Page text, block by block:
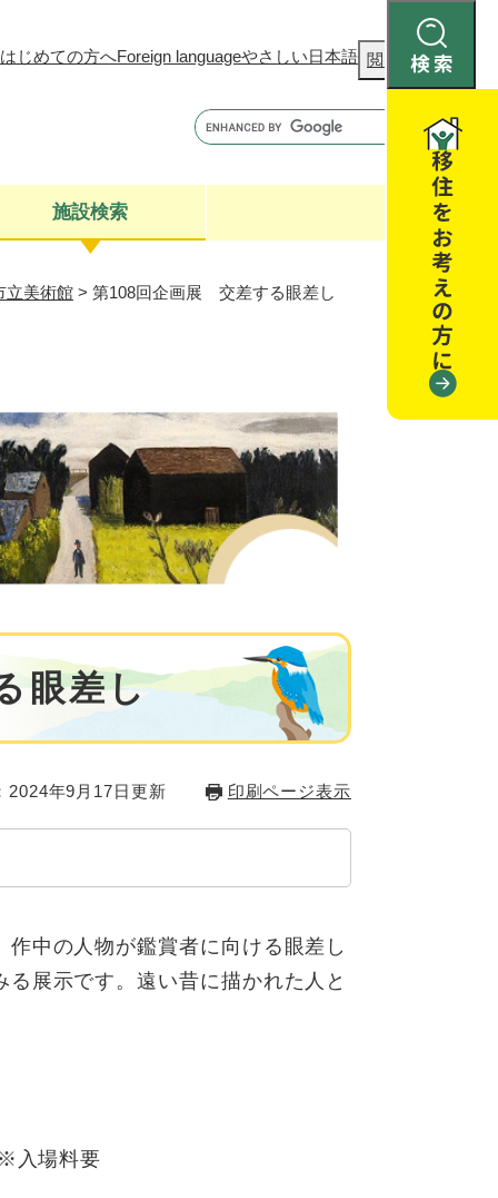
検
索
はじめての方へForeign languageやさしい日本語 閲覧補助
閉じる
施設検索
立美術館 > 第108回企画展 交差する眼差し
眼差し
2024年9月17日更新 印刷ページ表示
中の人物が鑑賞者に向ける眼差し
展示です。遠い昔に描かれた人と
入場料要